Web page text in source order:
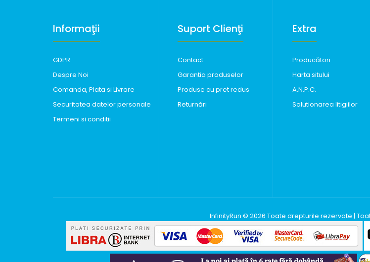
Informaţii
GDPR
Despre Noi
Comanda, Plata si Livrare
Securitatea datelor personale
Termeni si conditii
Suport Clienţi
Contact
Garantia produselor
Produse cu pret redus
Returnări
Extra
Producători
Harta sitului
A.N.P.C.
Solutionarea litigiilor
InfinityRun © 2026 Toate drepturile rezervate |